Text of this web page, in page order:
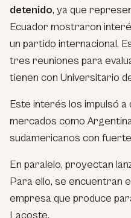
detenido, ya que
Ecuador mostraron
un partido internacional.
tres reuniones para
tienen con Universitario
Este interés los impulsó
mercados como
sudamericanos con
En paralelo, proyectan
Para ello, se encuentran
empresa que produce
Lacoste.